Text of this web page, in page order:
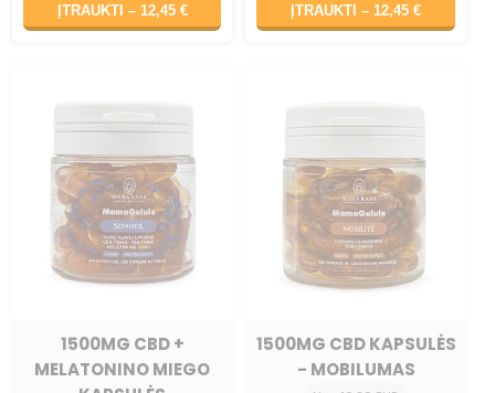
ĮTRAUKTI – 12,45 € ĮTRAUKTI – 12,45 €
1500MG CBD +
MELATONINO MIEGO
1500MG CBD KAPSULĖS
- MOBILUMAS